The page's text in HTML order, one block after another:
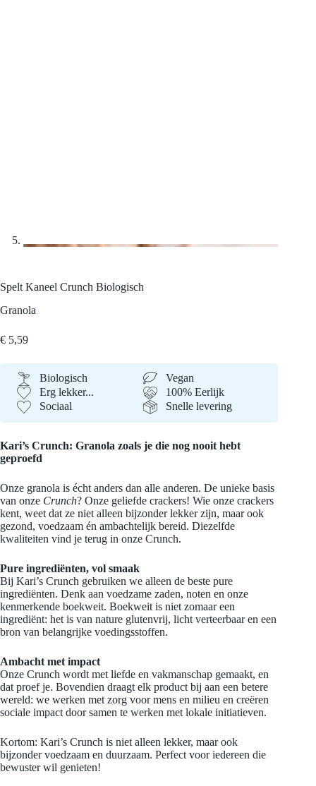
Spelt Kaneel Crunch Biologisch
Granola
€ 5,59
Biologisch
Vegan
Erg lekker...
100% Eerlijk
Sociaal
Snelle levering
Kari’s Crunch: Granola zoals je die nog nooit hebt
geproefd
Onze granola is écht anders dan alle anderen. De unieke basis
van onze Crunch? Onze geliefde crackers! Wie onze crackers
kent, weet dat ze niet alleen bijzonder lekker zijn, maar ook
gezond, voedzaam én ambachtelijk bereid. Diezelfde
kwaliteiten vind je terug in onze Crunch.
Pure ingrediënten, vol smaak
Bij Kari’s Crunch gebruiken we alleen de beste pure
ingrediënten. Denk aan voedzame zaden, noten en onze
kenmerkende boekweit. Boekweit is niet zomaar een
ingrediënt: het is van nature glutenvrij, licht verteerbaar en een
bron van belangrijke voedingsstoffen.
Ambacht met impact
Onze Crunch wordt met liefde en vakmanschap gemaakt, en
dat proef je. Bovendien draagt elk product bij aan een betere
wereld: we werken met zorg voor mens en milieu en creëren
sociale impact door samen te werken met lokale initiatieven.
Kortom: Kari’s Crunch is niet alleen lekker, maar ook
bijzonder voedzaam en duurzaam. Perfect voor iedereen die
bewuster wil genieten!